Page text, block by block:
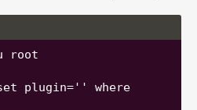
root
plugin='' where